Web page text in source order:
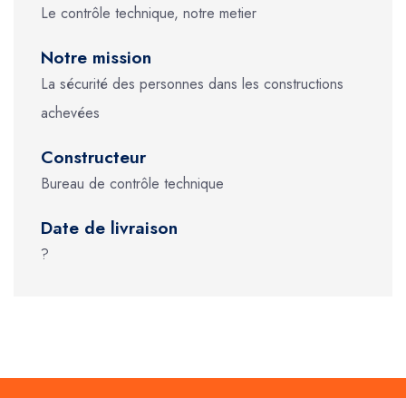
Le contrôle technique, notre metier
Notre mission
La sécurité des personnes dans les constructions
achevées
Constructeur
Bureau de contrôle technique
Date de livraison
?